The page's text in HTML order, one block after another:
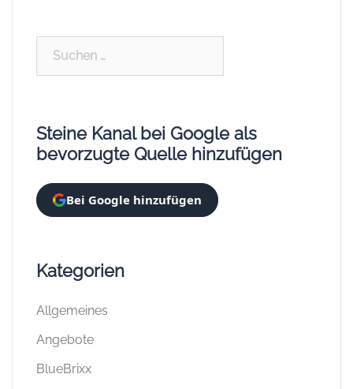
Steine Kanal bei Google als
bevorzugte Quelle hinzufügen
Bei Google hinzufügen
Kategorien
Allgemeines
Angebote
BlueBrixx